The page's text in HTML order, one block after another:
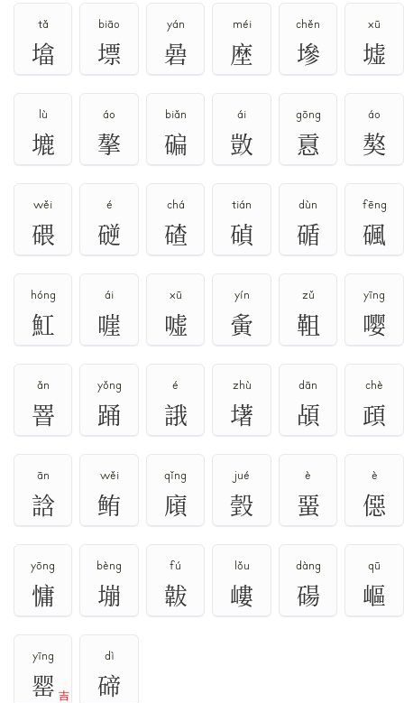
tǎ
墖
biāo
墂
yán
碞
méi
塺
chěn
墋
xū
墟
lù
塶
áo
摮
biǎn
碥
ái
敳
gōng
慐
áo
獒
wěi
碨
é
磀
chá
碴
tián
碵
dùn
碷
fēng
碸
hóng
魟
ái
嘊
xū
嘘
yín
夤
zǔ
靻
yīng
嘤
ǎn
罯
yǒng
踊
é
誐
zhù
墸
dān
頕
chè
頙
ān
誝
wěi
鲔
qǐng
廎
jué
瑴
è
蝁
è
僫
yōng
慵
bèng
塴
fú
韍
lǒu
嶁
dàng
碭
qū
嶇
yīng
罂 吉
dì
碲